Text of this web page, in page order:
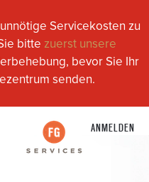
Servicekosten zu
bitte zuerst unsere
bevor Sie Ihr
senden.
ANMELDEN